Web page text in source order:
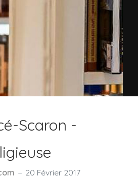
Scaron -
20 Février 2017